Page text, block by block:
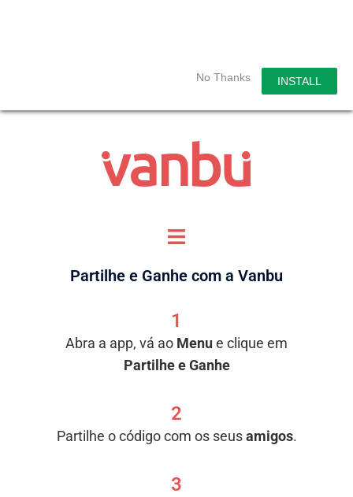
No Thanks INSTALL
Partilhe e Ganhe com a Vanbu
1
Abra a app, vá ao Menue clique em
Partilhe e Ganhe
2
Partilhe o código com os seusamigos.
3